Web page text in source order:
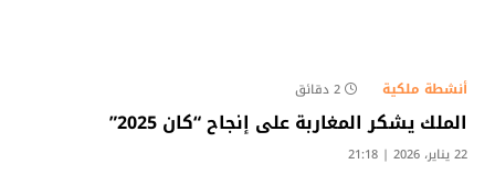
أنشطة ملكية 2 دقائق
الملك يشكر المغاربة على إنجاح “كان 2025”
22 يناير، 2026 | 21:18